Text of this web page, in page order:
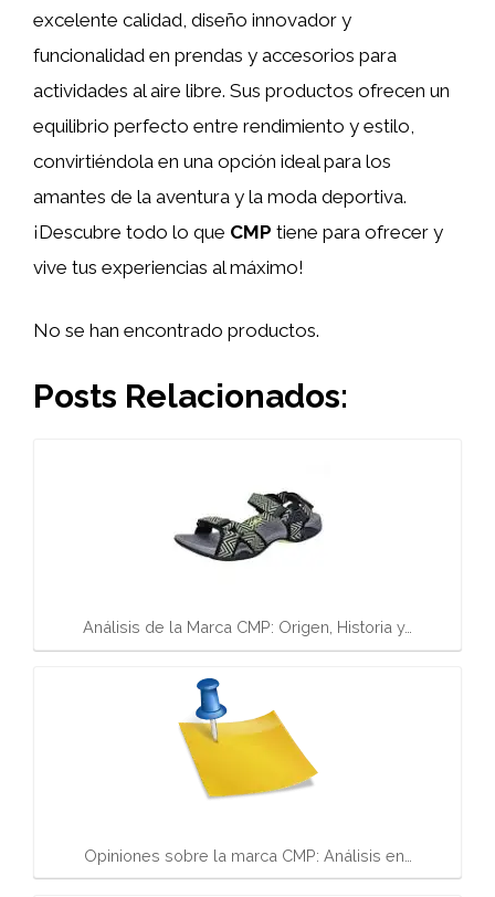
excelente calidad, diseño innovador y
funcionalidad en prendas y accesorios para
actividades al aire libre. Sus productos ofrecen un
equilibrio perfecto entre rendimiento y estilo,
convirtiéndola en una opción ideal para los
amantes de la aventura y la moda deportiva.
¡Descubre todo lo que CMP tiene para ofrecer y
vive tus experiencias al máximo!
No se han encontrado productos.
Posts Relacionados:
Análisis de la Marca CMP: Origen, Historia y…
Opiniones sobre la marca CMP: Análisis en…